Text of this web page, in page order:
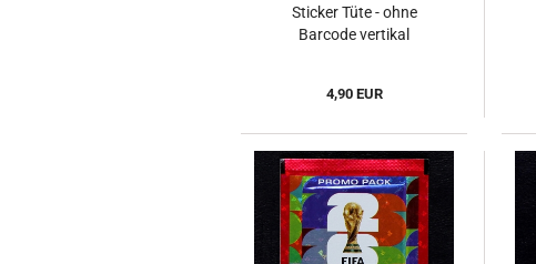
Sticker Tüte - ohne
Barcode vertikal
4,90 EUR